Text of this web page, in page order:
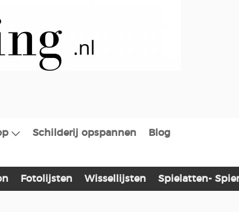
Schilderij opspannen Blog
Fotolijsten Wissellijsten Spielatten-